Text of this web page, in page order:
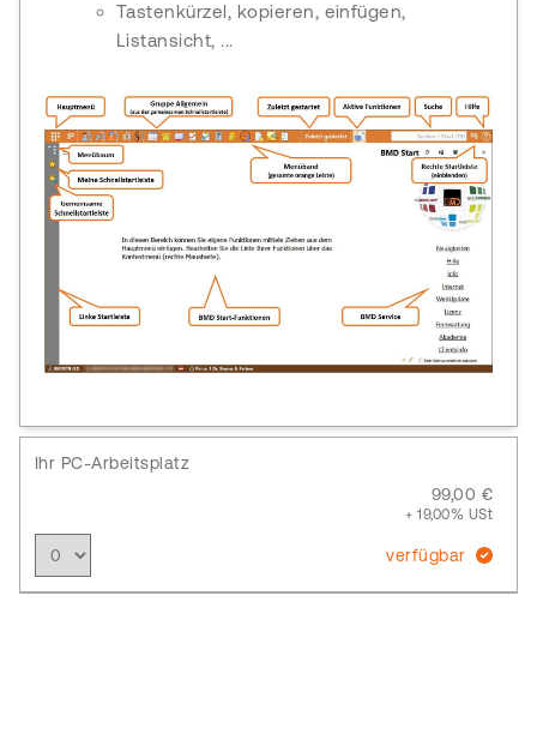
Tastenkürzel, kopieren, einfügen,
Listansicht, ...
Ihr PC-Arbeitsplatz
99,00 €
+ 19,00% USt
verfügbar